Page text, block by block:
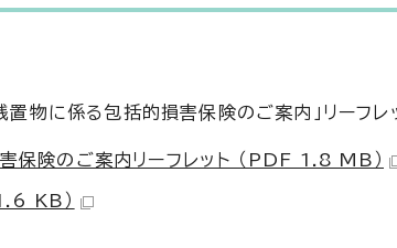
置物に係る包括的損害保険のご案内」リーフレ
保険のご案内リーフレット （PDF 1.8 MB）
KB）